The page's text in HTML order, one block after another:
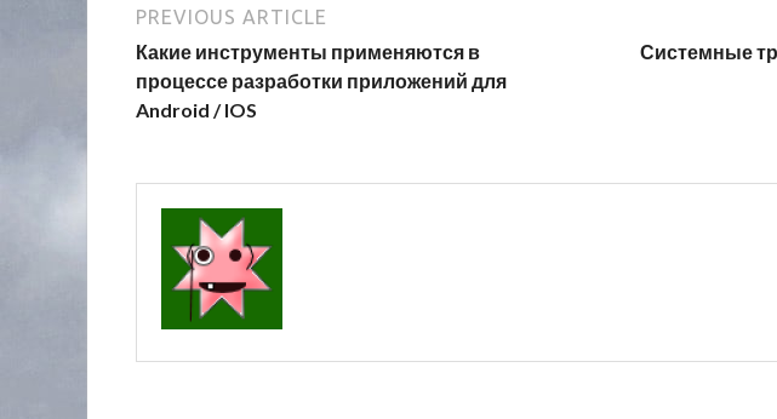
PREVIOUS ARTICLE
Какие инструменты применяются в
процессе разработки приложений для
Android / IOS
Системные